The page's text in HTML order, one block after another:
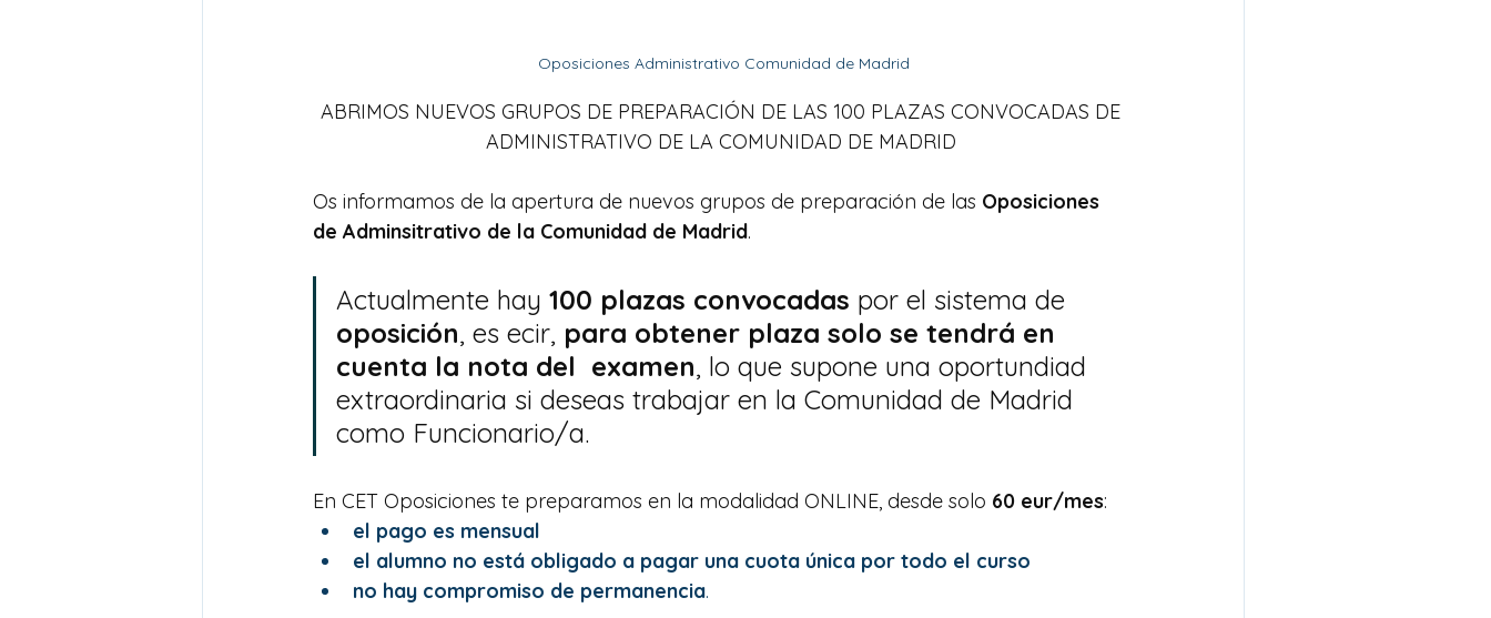
Oposiciones Administrativo Comunidad de Madrid
ABRIMOS NUEVOS GRUPOS DE PREPARACIÓN DE LAS 100 PLAZAS CONVOCADAS DE
ADMINISTRATIVO DE LA COMUNIDAD DE MADRID
Os informamos de la apertura de nuevos grupos de preparación de las Oposiciones
de Adminsitrativo de la Comunidad de Madrid.
Actualmente hay 100 plazas convocadas por el sistema de
oposición, es ecir, para obtener plaza solo se tendrá en
cuenta la nota del  examen, lo que supone una oportundiad
extraordinaria si deseas trabajar en la Comunidad de Madrid
como Funcionario/a.
En CET Oposiciones te preparamos en la modalidad ONLINE, desde solo 60 eur/mes:
el pago es mensual
el alumno no está obligado a pagar una cuota única por todo el curso
no hay compromiso de permanencia.